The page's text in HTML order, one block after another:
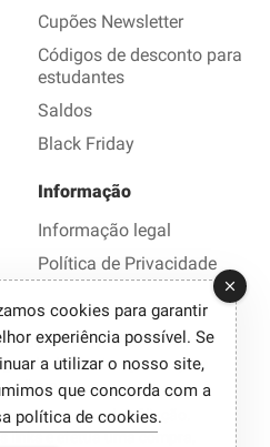
Cupões Newsletter
Códigos de desconto para
estudantes
Saldos
Black Friday
Informação
Informação legal
Política de Privacidade
© 2012-2026 Bom
de desconto e promoções
1 clique.
programas de afiliação.
links e efetua uma compra,
cookies para garantir
experiência possível. Se
a utilizar o nosso site,
que concorda com a
política de cookies.